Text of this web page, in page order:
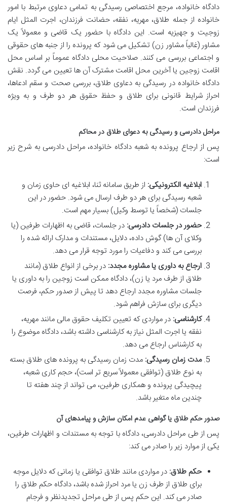
دادگاه خانواده، مرجع اختصاصی رسیدگی به تمامی دعاوی مرتبط با امور
خانواده از جمله طلاق، مهریه، نفقه، حضانت فرزندان، اجرت المثل ایام
زوجیت و جهیزیه است. این دادگاه با حضور یک قاضی و معمولاً یک
مشاور (غالباً مشاور زن) تشکیل می شود که پرونده را از جنبه های حقوقی
و اجتماعی بررسی می کنند. صلاحیت محلی دادگاه عموماً بر اساس محل
اقامت زوجین یا آخرین محل اقامت مشترک آن ها تعیین می گردد. نقش
دادگاه خانواده در رسیدگی به دعاوی طلاق، بررسی صحت و سقم ادعاها،
احراز شرایط قانونی برای طلاق و حفظ حقوق هر دو طرف و به ویژه
فرزندان است.
مراحل دادرسی و رسیدگی به دعوای طلاق در محاکم
پس از ارجاع پرونده به شعبه دادگاه خانواده، مراحل دادرسی به شرح زیر
است:
ابلاغیه الکترونیکی: از طریق سامانه ثنا، ابلاغیه ای حاوی زمان و
شعبه رسیدگی برای هر دو طرف ارسال می شود. حضور در این
جلسات (شخصاً یا توسط وکیل) بسیار مهم است.
حضور در جلسات دادرسی: در جلسات، قاضی به اظهارات طرفین (یا
وکلای آن ها) گوش داده، دلایل، مستندات و مدارک ارائه شده را
بررسی می کند و دفاعیات را مورد توجه قرار می دهد.
ارجاع به داوری یا مشاوره مجدد: در برخی از انواع طلاق (مانند
طلاق از طرف مرد یا زن)، دادگاه ممکن است زوجین را به داوری یا
جلسات مشاوره مجدد ارجاع دهد تا پیش از صدور حکم، فرصت
دیگری برای سازش فراهم شود.
کارشناسی: در مواردی که تعیین تکلیف حقوق مالی مانند مهریه،
نفقه یا اجرت المثل نیاز به کارشناسی داشته باشد، دادگاه موضوع را
به کارشناس ارجاع می دهد.
مدت زمان رسیدگی: مدت زمان رسیدگی به پرونده های طلاق بسته
به نوع طلاق (توافقی معمولاً سریع تر است)، حجم کاری شعبه،
پیچیدگی پرونده و همکاری طرفین، می تواند از چند هفته تا
چندین ماه متغیر باشد.
صدور حکم طلاق یا گواهی عدم امکان سازش و پیامدهای آن
پس از طی مراحل دادرسی، دادگاه با توجه به مستندات و اظهارات طرفین،
یکی از موارد زیر را صادر می کند:
حکم طلاق: در مواردی مانند طلاق توافقی یا زمانی که دلایل موجه
برای طلاق از طرف زن یا مرد احراز شده باشد، دادگاه حکم طلاق را
صادر می کند. این حکم پس از طی مراحل تجدیدنظر و فرجام